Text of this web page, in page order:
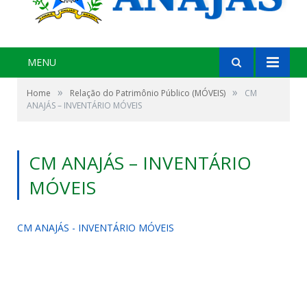
MENU
Home » Relação do Patrimônio Público (MÓVEIS) »
CM
ANAJÁS – INVENTÁRIO MÓVEIS
CM ANAJÁS – INVENTÁRIO
MÓVEIS
CM ANAJÁS - INVENTÁRIO MÓVEIS